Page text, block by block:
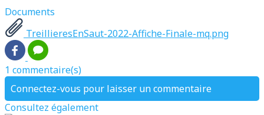
Documents
TreillieresEnSaut-2022-Affiche-Finale-mq.png
1 commentaire(s)
Connectez-vous pour laisser un commentaire
Consultez également